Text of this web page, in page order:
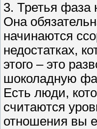
3. Третья фаза
Она
начинаются
недостатках,
этого – это
шоколадную
Есть люди,
считаются
отношения вы